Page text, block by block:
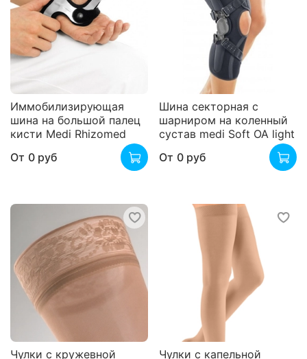
Иммобилизирующая
шина на большой палец
кисти Medi Rhizomed
От 0 руб
Шина секторная с
шарниром на коленный
сустав medi Soft OA light
От 0 руб
Чулки с кружевной Чулки с капельной